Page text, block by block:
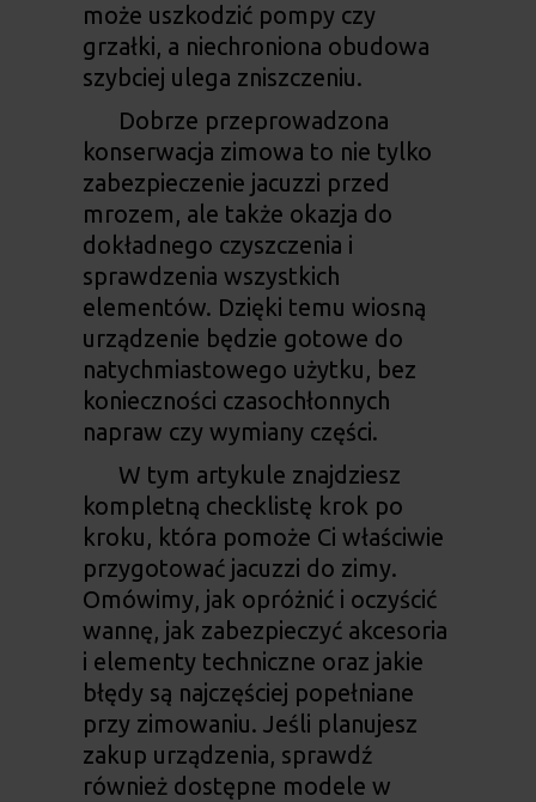
może uszkodzić pompy czy
grzałki, a niechroniona obudowa
szybciej ulega zniszczeniu.
Dobrze przeprowadzona
konserwacja zimowa to nie tylko
zabezpieczenie jacuzzi przed
mrozem, ale także okazja do
dokładnego czyszczenia i
sprawdzenia wszystkich
elementów. Dzięki temu wiosną
urządzenie będzie gotowe do
natychmiastowego użytku, bez
konieczności czasochłonnych
napraw czy wymiany części.
W tym artykule znajdziesz
kompletną checklistę krok po
kroku, która pomoże Ci właściwie
przygotować jacuzzi do zimy.
Omówimy, jak opróżnić i oczyścić
wannę, jak zabezpieczyć akcesoria
i elementy techniczne oraz jakie
błędy są najczęściej popełniane
przy zimowaniu. Jeśli planujesz
zakup urządzenia, sprawdź
również dostępne modele w